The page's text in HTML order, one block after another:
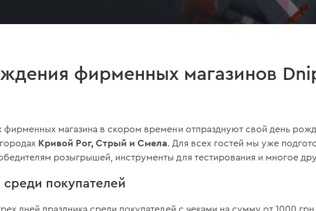
фирменных магазинов
фирменных магазина в скором времени отпразднуют свой день
Кривой Рог, Стрый и Смела. Для всех гостей мы уже
розыгрышей, инструменты для тестирования и многое
покупателей